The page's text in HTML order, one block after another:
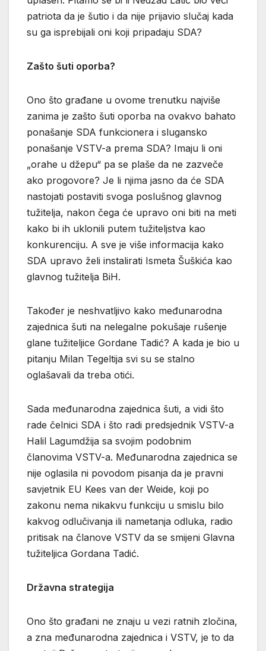
patriota da je šutio i da nije prijavio slučaj kada
su ga isprebijali oni koji pripadaju SDA?
Zašto šuti oporba?
Ono što građane u ovome trenutku najviše
zanima je zašto šuti oporba na ovakvo bahato
ponašanje SDA funkcionera i slugansko
ponašanje VSTV-a prema SDA? Imaju li oni
„orahe u džepu“ pa se plaše da ne zazveče
ako progovore? Je li njima jasno da će SDA
nastojati postaviti svoga poslušnog glavnog
tužitelja, nakon čega će upravo oni biti na meti
kako bi ih uklonili putem tužiteljstva kao
konkurenciju. A sve je više informacija kako
SDA upravo želi instalirati Ismeta Šuškića kao
glavnog tužitelja BiH.
Također je neshvatljivo kako međunarodna
zajednica šuti na nelegalne pokušaje rušenje
glane tužiteljice Gordane Tadić? A kada je bio u
pitanju Milan Tegeltija svi su se stalno
oglašavali da treba otići.
Sada međunarodna zajednica šuti, a vidi što
rade čelnici SDA i što radi predsjednik VSTV-a
Halil Lagumdžija sa svojim podobnim
članovima VSTV-a. Međunarodna zajednica se
nije oglasila ni povodom pisanja da je pravni
savjetnik EU Kees van der Weide, koji po
zakonu nema nikakvu funkciju u smislu bilo
kakvog odlučivanja ili nametanja odluka, radio
pritisak na članove VSTV da se smijeni Glavna
tužiteljica Gordana Tadić.
Državna strategija
Ono što građani ne znaju u vezi ratnih zločina,
a zna međunarodna zajednica i VSTV, je to da